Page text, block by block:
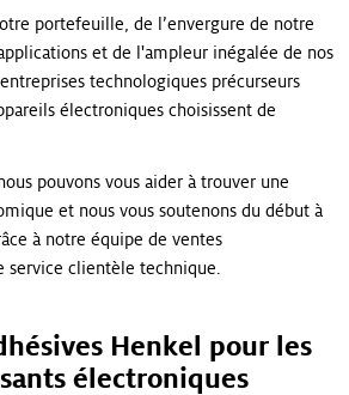
portefeuille, de l’envergure de notre
et de l'ampleur inégalée de nos
technologiques précurseurs
électroniques choisissent de
pouvons vous aider à trouver une
et nous vous soutenons du début à
à notre équipe de ventes
service clientèle technique.
Henkel pour les
électroniques